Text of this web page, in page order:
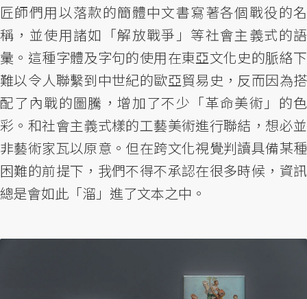
匠師們用以落款的簡體中文書寫著各個戰役的名
稱，並使用諸如「解放戰爭」等社會主義式的語
彙。這種字體及字句的使用在東亞文化史的脈絡下
難以令人聯繫到中世紀的歐亞貿易史，反而因為搭
配了內戰的圖騰，增加了不少「革命美術」的色
彩。和社會主義式樣的工藝美術進行聯結，想必並
非藝術家瓦以原意。但在跨文化視覺判讀具備某種
困難的前提下，我們不得不承認在很多時候，資訊
總是會如此「溜」進了文本之中。